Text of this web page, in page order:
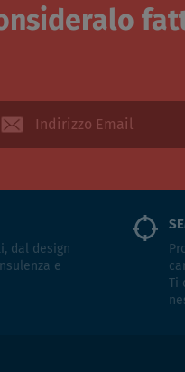
dal design
e
Ti